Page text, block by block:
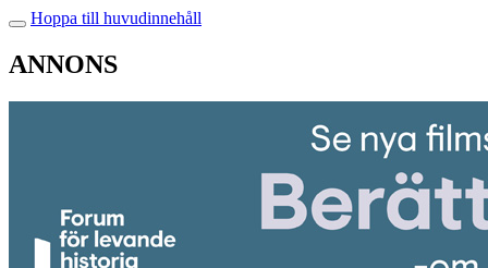
Hoppa till huvudinnehåll
ANNONS